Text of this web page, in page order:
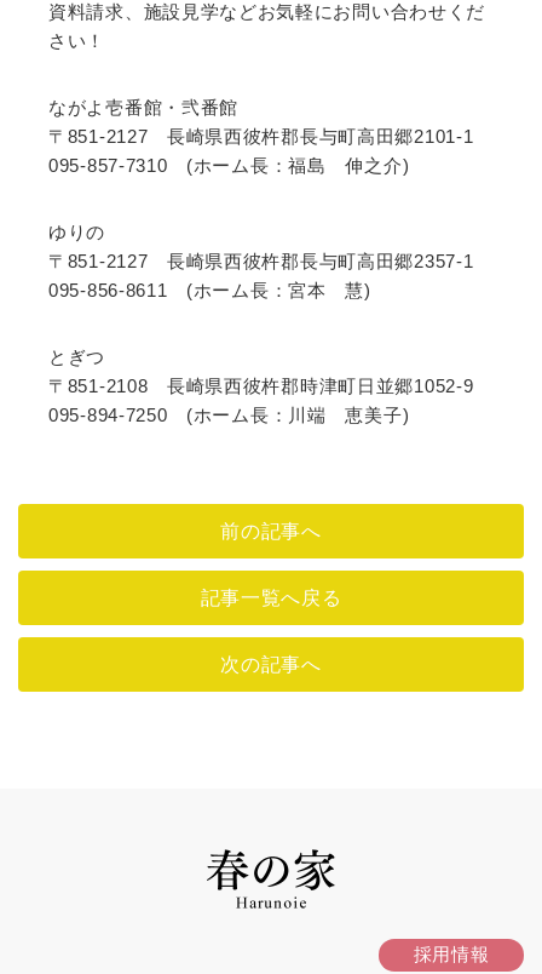
資料請求、施設見学などお気軽にお問い合わせくだ
さい！
ながよ壱番館・弐番館
〒851-2127 長崎県西彼杵郡長与町高田郷2101-1
095-857-7310 (ホーム長：福島 伸之介)
ゆりの
〒851-2127 長崎県西彼杵郡長与町高田郷2357-1
095-856-8611 (ホーム長：宮本 慧)
とぎつ
〒851-2108 長崎県西彼杵郡時津町日並郷1052-9
095-894-7250 (ホーム長：川端 恵美子)
前の記事へ
記事一覧へ戻る
次の記事へ
採用情報